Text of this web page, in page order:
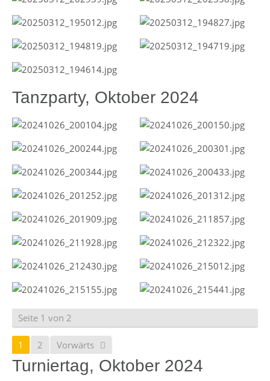
Tanzparty, Oktober 2024
Seite 1 von 2
1 2 Vorwärts
Turniertag, Oktober 2024